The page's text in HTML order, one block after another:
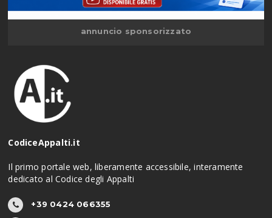
annuncio sponsorizzato
CodiceAppalti.it
Il primo portale web, liberamente accessibile, interamente
dedicato al Codice degli Appalti
+39 0424 066355